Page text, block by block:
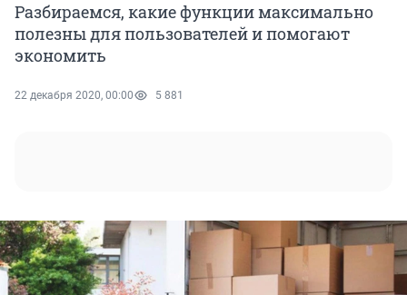
Разбираемся, какие функции максимально
полезны для пользователей и помогают
экономить
22 декабря 2020, 00:00 5 881